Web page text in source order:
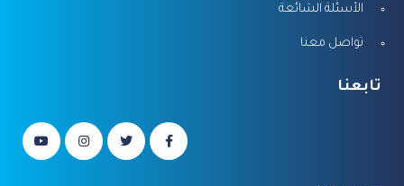
الأسئلة الشائعة
تواصل معنا
تابعنا